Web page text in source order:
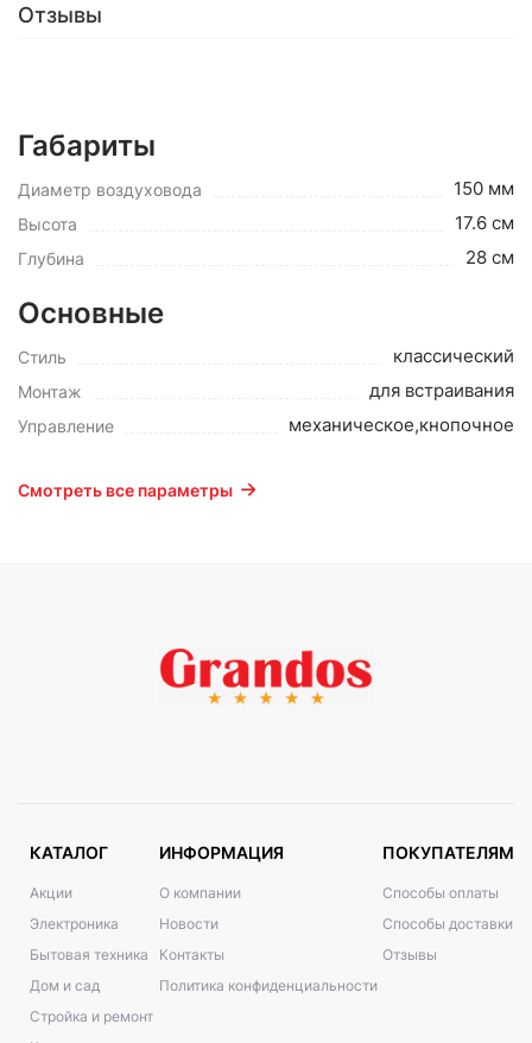
Отзывы
Габариты
Диаметр воздуховода 150 мм
Высота 17.6 см
Глубина 28 см
Основные
Стиль классический
Монтаж для встраивания
Управление механическое,кнопочное
Смотреть все параметры
КАТАЛОГ
Акции
Электроника
Бытовая техника
Дом и сад
Стройка и ремонт
ИНФОРМАЦИЯ
О компании
Новости
Контакты
Политика конфиденциальности
ПОКУПАТЕЛЯМ
Способы оплаты
Способы доставки
Отзывы